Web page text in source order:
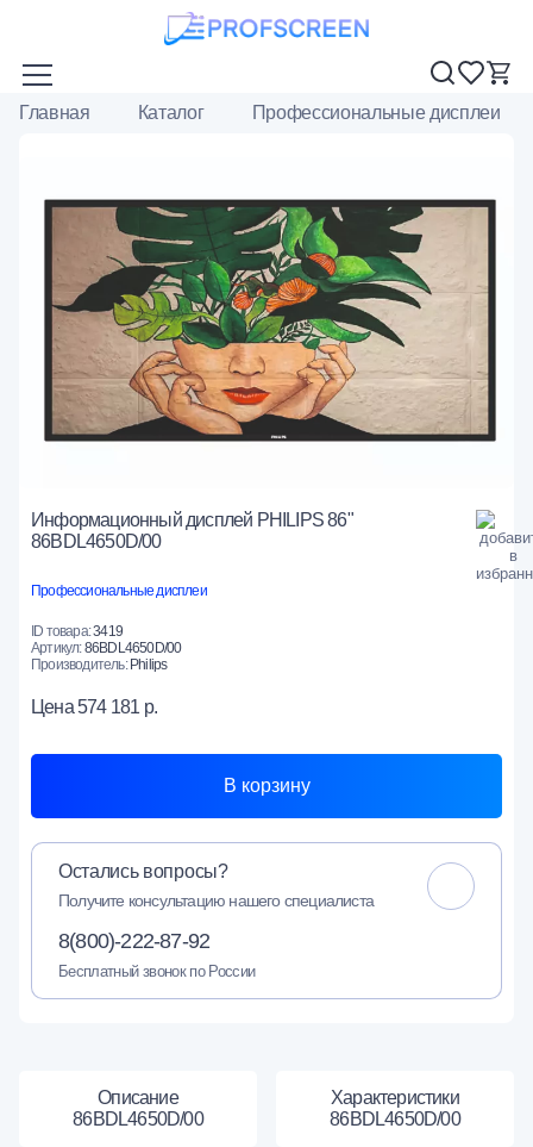
Главная Каталог Профессиональные дисплеи
Информационный дисплей PHILIPS 86"
86BDL4650D/00
Профессиональные дисплеи
ID товара:3419
Артикул:86BDL4650D/00
Производитель:Philips
Цена574 181 р.
В корзину
Остались вопросы?
Получите консультацию нашего специалиста
8(800)-222-87-92
Бесплатный звонок по России
Описание
86BDL4650D/00
Характеристики
86BDL4650D/00